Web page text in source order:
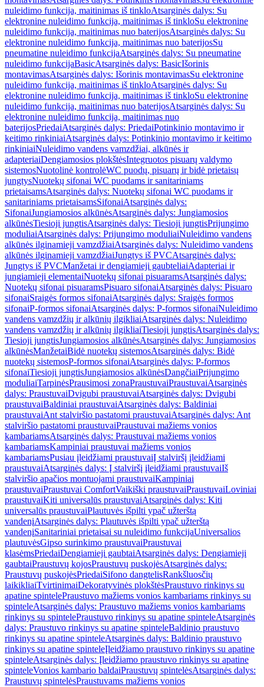
nuleidimo funkcija, maitinimas iš tinkloAtsarginės dalys: Su
elektronine nuleidimo funkcija, maitinimas iš tinkloSu elektronine
nuleidimo funkcija, maitinimas nuo baterijosAtsarginės dalys: Su
elektronine nuleidimo funkcija, maitinimas nuo baterijosSu
pneumatine nuleidimo funkcijaAtsarginės dalys: Su pneumatine
nuleidimo funkcijaBasicAtsarginės dalys: BasicIšorinis
montavimasAtsarginės dalys: Išorinis montavimasSu elektronine
nuleidimo funkcija, maitinimas iš tinkloAtsarginės dalys: Su
elektronine nuleidimo funkcija, maitinimas iš tinkloSu elektronine
nuleidimo funkcija, maitinimas nuo baterijosAtsarginės dalys: Su
elektronine nuleidimo funkcija, maitinimas nuo
baterijosPriedaiAtsarginės dalys: PriedaiPotinkinio montavimo ir
keitimo rinkiniaiAtsarginės dalys: Potinkinio montavimo ir keitimo
rinkiniaiNuleidimo vandens vamzdžiai, alkūnės ir
adapteriaiDengiamosios plokštėsIntegruotos pisuarų valdymo
sistemosNuotolinė kontrolėWC puodų, pisuarų ir bidė prietaisų
jungtysNuotekų sifonai WC puodams ir sanitariniams
prietaisamsAtsarginės dalys: Nuotekų sifonai WC puodams ir
sanitariniams prietaisamsSifonaiAtsarginės dalys:
SifonaiJungiamosios alkūnėsAtsarginės dalys: Jungiamosios
alkūnėsTiesioji jungtisAtsarginės dalys: Tiesioji jungtisPrijungimo
moduliaiAtsarginės dalys: Prijungimo moduliaiNuleidimo vandens
alkūnės ilginamieji vamzdžiaiAtsarginės dalys: Nuleidimo vandens
alkūnės ilginamieji vamzdžiaiJungtys iš PVCAtsarginės dalys:
Jungtys iš PVCManžetai ir dengiamieji gaubteliaiAdapteriai ir
jungiamieji elementaiNuotekų sifonai pisuaramsAtsarginės dalys:
Nuotekų sifonai pisuaramsPisuaro sifonaiAtsarginės dalys: Pisuaro
sifonaiSraigės formos sifonaiAtsarginės dalys: Sraigės formos
sifonaiP-formos sifonaiAtsarginės dalys: P-formos sifonaiNuleidimo
vandens vamzdžių ir alkūnių ilgikliaiAtsarginės dalys: Nuleidimo
vandens vamzdžių ir alkūnių ilgikliaiTiesioji jungtisAtsarginės dalys:
Tiesioji jungtisJungiamosios alkūnėsAtsarginės dalys: Jungiamosios
alkūnėsManžetaiBidė nuotekų sistemosAtsarginės dalys: Bidė
nuotekų sistemosP-formos sifonaiAtsarginės dalys: P-formos
sifonaiTiesioji jungtisJungiamosios alkūnėsDangčiaiPrijungimo
moduliaiTarpinėsPrausimosi zonaPraustuvaiPraustuvaiAtsarginės
dalys: PraustuvaiDvigubi praustuvaiAtsarginės dalys: Dvigubi
praustuvaiBaldiniai praustuvaiAtsarginės dalys: Baldiniai
praustuvaiAnt stalviršio pastatomi praustuvaiAtsarginės dalys: Ant
stalviršio pastatomi praustuvaiPraustuvai mažiems vonios
kambariamsAtsarginės dalys: Praustuvai mažiems vonios
kambariamsKampiniai praustuvai mažiems vonios
kambariamsPusiau įleidžiami praustuvaiĮ stalviršį įleidžiami
praustuvaiAtsarginės dalys: Į stalviršį įleidžiami praustuvaiIš
stalviršio apačios montuojami praustuvaiKampiniai
praustuvaiPraustuvai ComfortVaikiški praustuvaiPraustuvaiLoviniai
praustuvaiKiti universalūs praustuvaiAtsarginės dalys: Kiti
universalūs praustuvaiPlautuvės išpilti ypač užterštą
vandenįAtsarginės dalys: Plautuvės išpilti ypač užterštą
vandenįSanitariniai prietaisai su nuleidimo funkcijaUniversalios
plautuvėsGipso surinkimo praustuvaiPraustuvai
klasėmsPriedaiDengiamieji gaubtaiAtsarginės dalys: Dengiamieji
gaubtaiPraustuvų kojosPraustuvų puskojėsAtsarginės dalys:
Praustuvų puskojėsPriedaiSifono dangtelisRankšluosčių
laikikliaiTvirtinimaiDekoratyvinės plokštėsPraustuvo rinkinys su
apatine spintelePraustuvo mažiems vonios kambariams rinkinys su
spinteleAtsarginės dalys: Praustuvo mažiems vonios kambariams
rinkinys su spintelePraustuvo rinkinys su apatine spinteleAtsarginės
dalys: Praustuvo rinkinys su apatine spinteleBaldinio praustuvo
rinkinys su apatine spinteleAtsarginės dalys: Baldinio praustuvo
rinkinys su apatine spinteleĮleidžiamo praustuvo rinkinys su apatine
spinteleAtsarginės dalys: Įleidžiamo praustuvo rinkinys su apatine
spinteleVonios kambario baldaiPraustuvų spintelėsAtsarginės dalys:
Praustuvų spintelėsPraustuvams mažiems vonios